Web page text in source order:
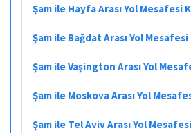
Şam ile Hayfa Arası Yol Mesafesi
Şam ile Bağdat Arası Yol
Şam ile Vaşington Arası Yol
Şam ile Moskova Arası Yol
Şam ile Tel Aviv Arası Yol